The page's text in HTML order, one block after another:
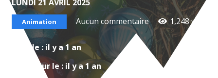
LUNDI 21 AVRIL 2025
Animation Aucun commentaire 1,248vue
Créé le : il y a 1 an
Mis à jour le : il y a 1 an